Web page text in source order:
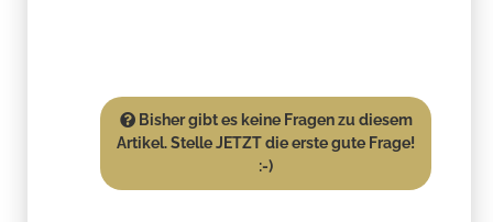
Bisher gibt es keine Fragen zu diesem
Artikel. Stelle JETZT die erste gute Frage!
:-)